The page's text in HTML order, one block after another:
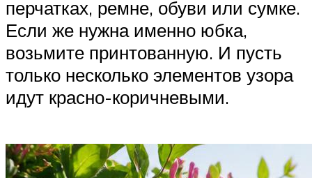
перчатках, ремне, обуви или сумке.
Если же нужна именно юбка,
возьмите принтованную. И пусть
только несколько элементов узора
идут красно-коричневыми.